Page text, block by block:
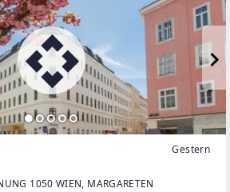
Gestern
1050 WIEN, MARGARETEN